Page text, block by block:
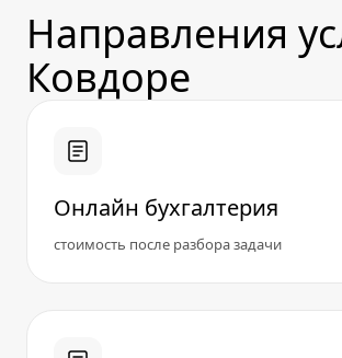
Направления
Ковдоре
Онлайн бухгалтерия
стоимость после разбора задачи